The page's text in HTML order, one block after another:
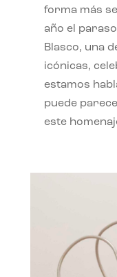
forma más
año el
Blasco, una
icónicas,
estamos
puede
este